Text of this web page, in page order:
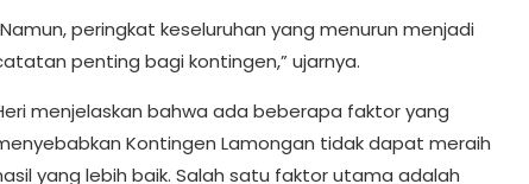
peringkat keseluruhan yang menurun menjadi
penting bagi kontingen,” ujarnya.
menjelaskan bahwa ada beberapa faktor yang
Kontingen Lamongan tidak dapat meraih
yang lebih baik. Salah satu faktor utama adalah